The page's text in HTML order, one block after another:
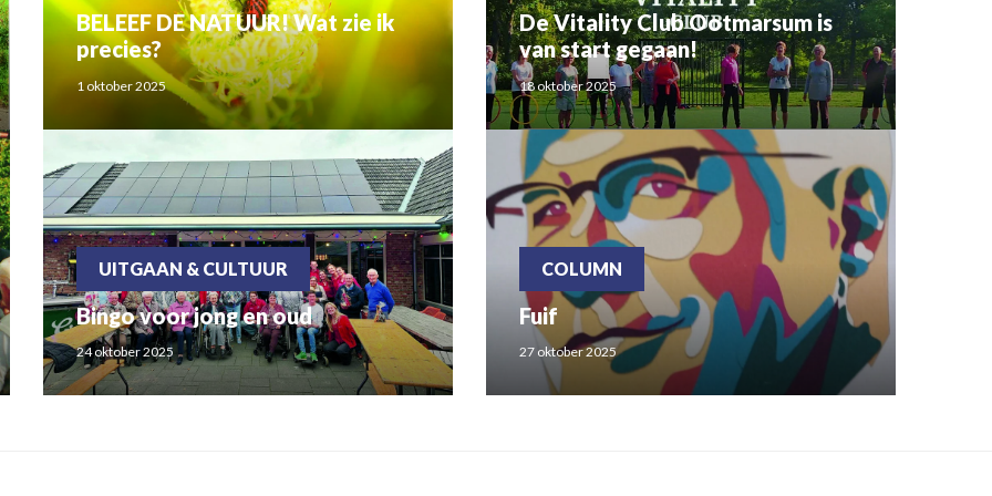
BELEEF DE NATUUR! Wat zie ik
precies?
1 oktober 2025
De Vitality Club Ootmarsum is
van start gegaan!
18 oktober 2025
UITGAAN & CULTUUR
Bingo voor jong en oud
24 oktober 2025
COLUMN
Fuif
27 oktober 2025